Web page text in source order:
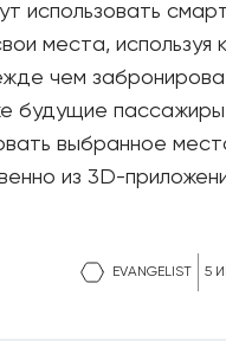
EVANGELIST 5
использовать
места, используя
чем
будущие
выбранное
из 3D-